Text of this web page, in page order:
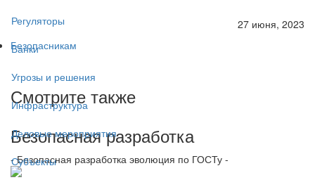
Регуляторы
Банки
Угрозы и решения
Инфраструктура
Деловые мероприятия
Субъекты
27 июня, 2023
Безопасникам
Смотрите также
Безопасная разработка
- Безопасная разработка эволюция по ГОСТу -